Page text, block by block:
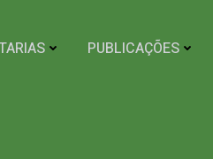
PUBLICAÇÕES